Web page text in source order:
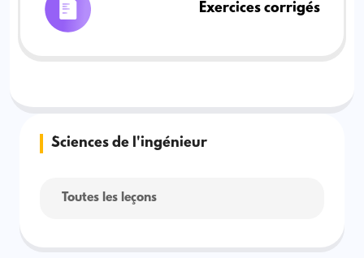
Exercices corrigés
Sciences de l'ingénieur
Toutes les leçons